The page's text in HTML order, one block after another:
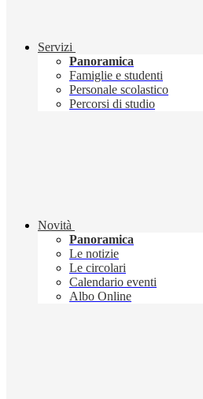
Servizi
Panoramica
Famiglie e studenti
Personale scolastico
Percorsi di studio
Novità
Panoramica
Le notizie
Le circolari
Calendario eventi
Albo Online